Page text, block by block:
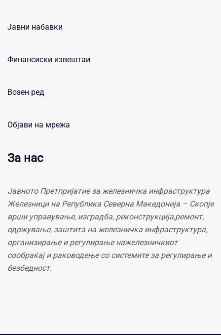
Јавни набавки
Финансиски извештаи
Возен ред
Објави на мрежа
За нас
Јавното Претпријатие за железничка инфраструктура
Железници на Република Северна Македонија – Скопје
врши управување, изградба, реконструкција,ремонт,
одржување, заштита на железничка инфраструктура,
организирање и регулирање нажелезничкиот
сообраќај и раководење со системите за регулирање и
безбедност.